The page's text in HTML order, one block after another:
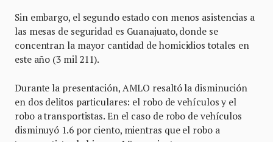
Sin embargo, el segundo estado con menos asistencias a
las mesas de seguridad es Guanajuato, donde se
concentran la mayor cantidad de homicidios totales en
este año (3 mil 211).
Durante la presentación, AMLO resaltó la disminución
en dos delitos particulares: el robo de vehículos y el
robo a transportistas. En el caso de robo de vehículos
disminuyó 1.6 por ciento, mientras que el robo a